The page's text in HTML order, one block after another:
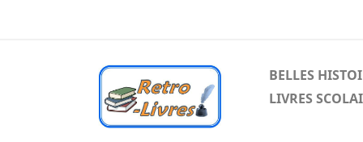
BELLES
LIVRES